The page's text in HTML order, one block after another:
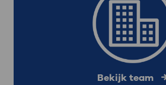
Bekijk team